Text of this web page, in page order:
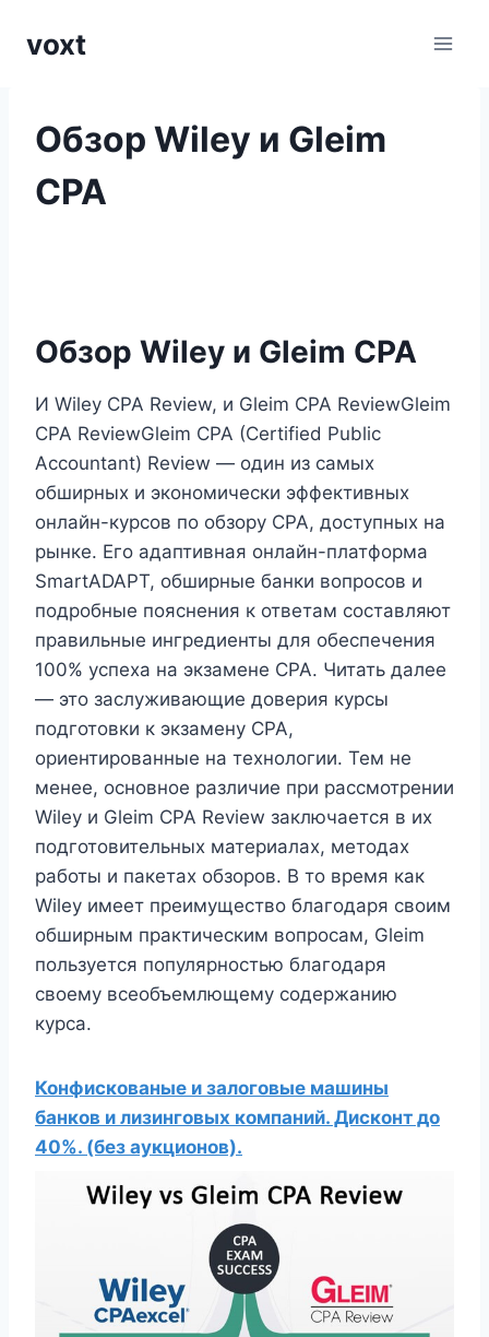
voxt
Обзор Wiley и Gleim
CPA
Обзор Wiley и Gleim CPA
И Wiley CPA Review, и Gleim CPA ReviewGleim
CPA ReviewGleim CPA (Certified Public
Accountant) Review — один из самых
обширных и экономически эффективных
онлайн-курсов по обзору CPA, доступных на
рынке. Его адаптивная онлайн-платформа
SmartADAPT, обширные банки вопросов и
подробные пояснения к ответам составляют
правильные ингредиенты для обеспечения
100% успеха на экзамене CPA. Читать далее
— это заслуживающие доверия курсы
подготовки к экзамену CPA,
ориентированные на технологии. Тем не
менее, основное различие при рассмотрении
Wiley и Gleim CPA Review заключается в их
подготовительных материалах, методах
работы и пакетах обзоров. В то время как
Wiley имеет преимущество благодаря своим
обширным практическим вопросам, Gleim
пользуется популярностью благодаря
своему всеобъемлющему содержанию
курса.
Конфискованые и залоговые машины
банков и лизинговых компаний. Дисконт до
40%. (без аукционов).